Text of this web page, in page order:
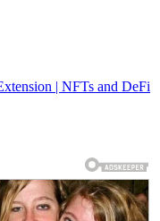
| NFTs and DeFi